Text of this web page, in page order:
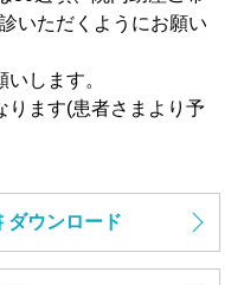
いただくようにお願い
します。
ます(患者さまより予
ダウンロード